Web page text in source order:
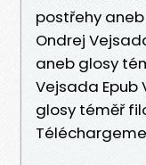
postřehy
Ondrej
aneb glosy
Vejsada Epub
glosy téměř